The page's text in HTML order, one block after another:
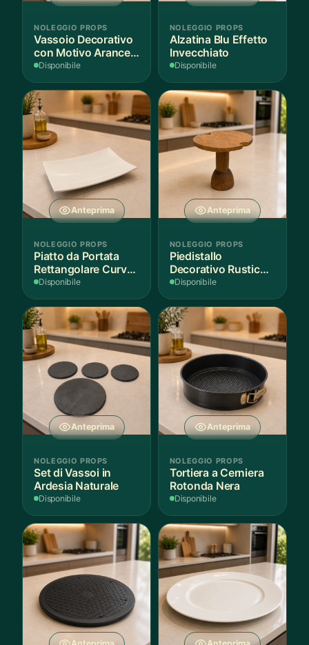
NOLEGGIO PROPS
Vassoio Decorativo
con Motivo Arance e
Foglie
Disponibile
NOLEGGIO PROPS
Alzatina Blu Effetto
Invecchiato
Disponibile
Anteprima
NOLEGGIO PROPS
Piatto da Portata
Rettangolare Curvo
Bianco
Disponibile
Anteprima
NOLEGGIO PROPS
Piedistallo
Decorativo Rustico
in Legno
Disponibile
Anteprima
NOLEGGIO PROPS
Set di Vassoi in
Ardesia Naturale
Disponibile
Anteprima
NOLEGGIO PROPS
Tortiera a Cerniera
Rotonda Nera
Disponibile